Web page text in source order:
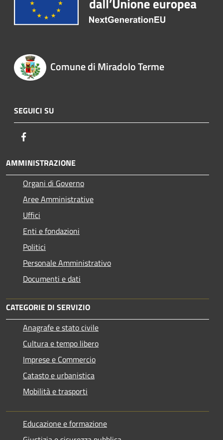
Comune di Miradolo Terme
SEGUICI SU
AMMINISTRAZIONE
Organi di Governo
Aree Amministrative
Uffici
Enti e fondazioni
Politici
Personale Amministrativo
Documenti e dati
CATEGORIE DI SERVIZIO
Anagrafe e stato civile
Cultura e tempo libero
Imprese e Commercio
Catasto e urbanistica
Mobilità e trasporti
Educazione e formazione